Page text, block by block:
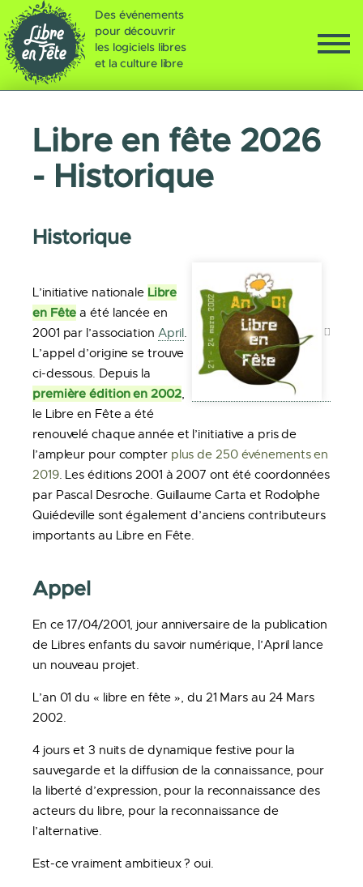
Des événements
pour découvrir
les logiciels libres
et la culture libre
Libre en fête 2026
- Historique
Historique
L’initiative nationale Libre
en Fête a été lancée en
2001 par l’association April.
L’appel d’origine se trouve
ci-dessous. Depuis la
première édition en 2002,
le Libre en Fête a été
renouvelé chaque année et l’initiative a pris de
l’ampleur pour compter plus de 250 événements en
2019. Les éditions 2001 à 2007 ont été coordonnées
par Pascal Desroche. Guillaume Carta et Rodolphe
Quiédeville sont également d’anciens contributeurs
importants au Libre en Fête.
Appel
En ce 17/04/2001, jour anniversaire de la publication
de Libres enfants du savoir numérique, l’April lance
un nouveau projet.
L’an 01 du « libre en fête », du 21 Mars au 24 Mars
2002.
4 jours et 3 nuits de dynamique festive pour la
sauvegarde et la diffusion de la connaissance, pour
la liberté d’expression, pour la reconnaissance des
acteurs du libre, pour la reconnaissance de
l’alternative.
Est-ce vraiment ambitieux ? oui.